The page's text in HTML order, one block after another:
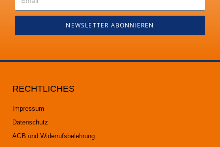
NEWSLETTER ABONNIEREN
RECHTLICHES
Impressum
Datenschutz
AGB und Widerrufsbelehrung